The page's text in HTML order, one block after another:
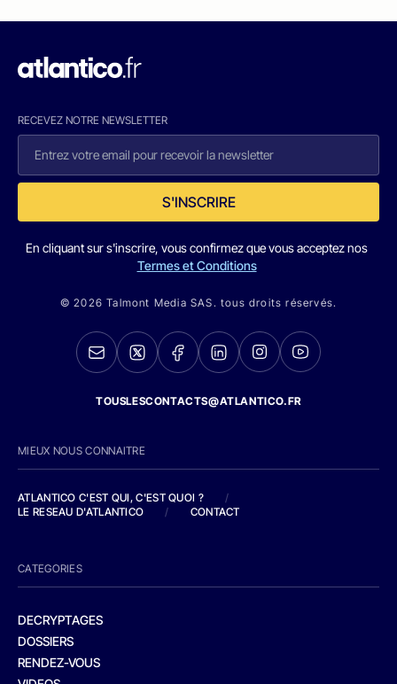
RECEVEZ NOTRE NEWSLETTER
S'INSCRIRE
En cliquant sur s'inscrire, vous confirmez que vous acceptez nos
Termes et Conditions
© 2026 Talmont Media SAS. tous droits réservés.
TOUSLESCONTACTS@ATLANTICO.FR
MIEUX NOUS CONNAITRE
ATLANTICO C'EST QUI, C'EST QUOI ?
/
LE RESEAU D'ATLANTICO
/ CONTACT
CATEGORIES
DECRYPTAGES
DOSSIERS
RENDEZ-VOUS